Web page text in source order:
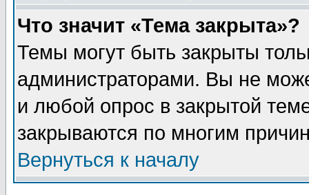
Что значит «Тема закрыта»?
Темы могут быть закрыты
администраторами. Вы не
и любой опрос в закрытой
закрываются по многим
Вернуться к началу